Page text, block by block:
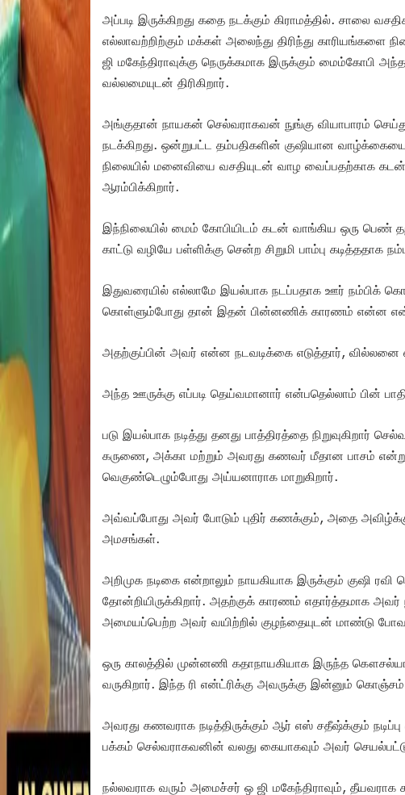
அப்படி இருக்கிறது கதை நடக்கும் கிராமத்தில். சாலை
எல்லாவற்றிற்கும் மக்கள் அலைந்து திரிந்து காரியங்களை
ஜி மகேந்திராவுக்கு நெருக்கமாக இருக்கும் மைம்கோபி
வல்லமையுடன் திரிகிறார்.
அங்குதான் நாயகன் செல்வராகவன் நுங்கு வியாபாரம்
நடக்கிறது. ஒன்றுபட்ட தம்பதிகளின் குஷியான
நிலையில் மனைவியை வசதியுடன் வாழ வைப்பதற்காக
ஆரம்பிக்கிறார்.
இந்நிலையில் மைம் கோபியிடம் கடன் வாங்கிய ஒரு
காட்டு வழியே பள்ளிக்கு சென்ற சிறுமி பாம்பு கடித்ததாக
இதுவரையில் எல்லாமே இயல்பாக நடப்பதாக ஊர் நம்பிக்
கொள்ளும்போது தான் இதன் பின்னணிக் காரணம் என்ன என்பது
அதற்குப்பின் அவர் என்ன நடவடிக்கை எடுத்தார், வில்லனை
அந்த ஊருக்கு எப்படி தெய்வமானார் என்பதெல்லாம் பின்
படு இயல்பாக நடித்து தனது பாத்திரத்தை
கருணை, அக்கா மற்றும் அவரது கணவர் மீதான பாசம்
வெகுண்டெழும்போது அய்யனாராக மாறுகிறார்.
அவ்வப்போது அவர் போடும் புதிர் கணக்கும், அதை
அமசங்கள்.
அறிமுக நடிகை என்றாலும் நாயகியாக இருக்கும் குஷி
தோன்றியிருக்கிறார். அதற்குக் காரணம் எதார்த்தமாக அவர்
அமையப்பெற்ற அவர் வயிற்றில் குழந்தையுடன் மாண்டு
ஒரு காலத்தில் முன்னணி கதாநாயகியாக இருந்த
வருகிறார். இந்த ரி என்ட்ரிக்கு அவருக்கு இன்னும்
அவரது கணவராக நடித்திருக்கும் ஆர் எஸ் சதீஷ்க்கும்
பக்கம் செல்வராகவனின் வலது கையாகவும் அவர்
நல்லவராக வரும் அமைச்சர் ஒ ஜி மகேந்திராவும்,